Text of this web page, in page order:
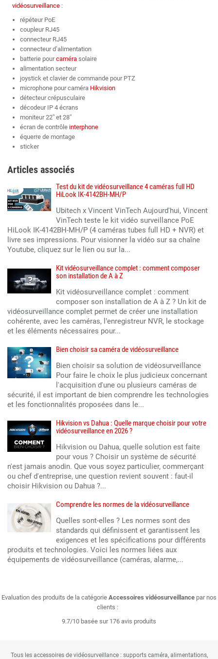
vidéosurveillance :
répéteur PoE
coupleur RJ45
connecteur RJ45
connecteur d’alimentation
batterie pourcaméra solaire
alimentation secteur
joystick et clavier de commande pour PTZ
microphone pour caméra Hikvision
détecteur crépusculaire
décodeur IP 4 écrans
moniteur 22” et 28”
écran de contrôle interphone
équerre de montage
sticker
Articles associés
Test du kit de vidéosurveillance 4 caméras full HD
HiLook IK-4142BH-MH/P
Ubitech x Vincent VinTech Aujourd'hui, Vincent
VinTech teste le kit vidéo surveillance PoE
HiLook IK-4142BH-MH/P (4 caméras tubes full HD + NVR) et
livre ses impressions. Pour visionner la vidéo sur sa chaîne
Youtube, cliquez sur le lien ou sur la...
Kit vidéosurveillance complet : comment composer
son installation de A à Z
Kit vidéosurveillance complet : comment
composer son installation de A à Z ? Un kit de
vidéosurveillance complet permet de créer une installation
cohérente, avec les caméras, l’enregistreur NVR, le stockage
et les éléments nécessaires pour...
Bien choisir sa caméra de vidéosurveillance
Bien choisir sa solution de vidéosurveillance
Pour faire le choix le plus judicieux concernant
l'acquisition d'une ou plusieurs caméras de
sécurité, il est important de bien comprendre les technologies
et les fonctionnalités proposées dans le...
Hikvision vs Dahua : Quelle marque choisir pour votre
vidéosurveillance en 2026 ?
Hikvision ou Dahua, quelle solution est faite
pour vous ? Choisir un système de sécurité
n'est jamais anodin. Que vous soyez particulier, commerçant
ou chef d'entreprise, une question revient souvent : faut-il
choisir Hikvision ou Dahua ?...
Comprendre les normes de la vidéosurveillance
Quelles sont-elles ? Les normes sont des
standards qui définissent et garantissent les
exigences et les spécifications pour différents
produits et technologies. Voici les normes liées aux
équipements de vidéosurveillance (caméras, alarme,...
Evaluation des produits de la catégorie Accessoires vidéosurveillance par nos
clients :
9.7/10 basée sur 176 avis produits
Tous les accessoires de vidéosurveillance : supports caméra, alimentations,